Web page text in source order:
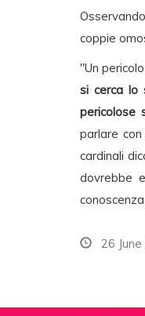
coppie
"Un
si cerca lo
pericolose
parlare
cardinali
dovrebbe
26